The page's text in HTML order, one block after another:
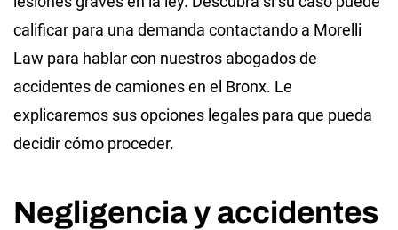
calificar para una demanda contactando a Morelli
Law para hablar con nuestros abogados de
accidentes de camiones en el Bronx. Le
explicaremos sus opciones legales para que pueda
decidir cómo proceder.
Negligencia y accidentes